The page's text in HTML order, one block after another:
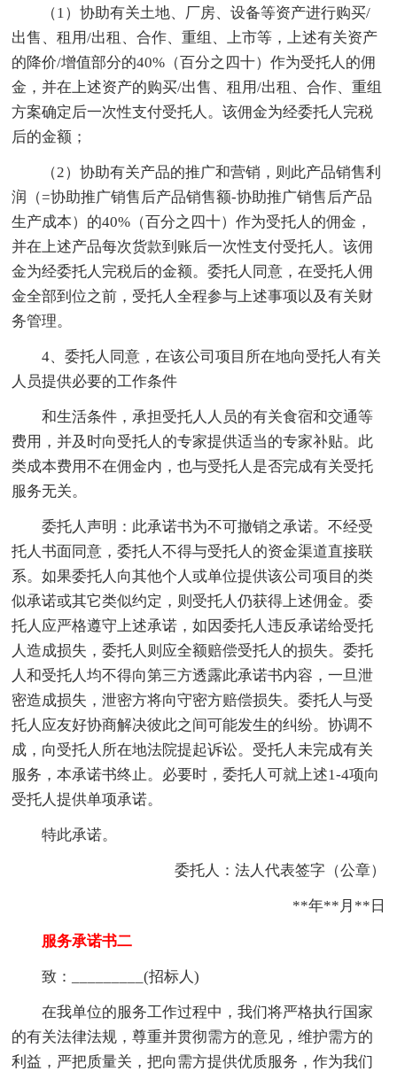
（1）协助有关土地、厂房、设备等资产进行购买/
出售、租用/出租、合作、重组、上市等，上述有关资产
的降价/增值部分的40%（百分之四十）作为受托人的佣
金，并在上述资产的购买/出售、租用/出租、合作、重组
方案确定后一次性支付受托人。该佣金为经委托人完税
后的金额；
（2）协助有关产品的推广和营销，则此产品销售利
润（=协助推广销售后产品销售额-协助推广销售后产品
生产成本）的40%（百分之四十）作为受托人的佣金，
并在上述产品每次货款到账后一次性支付受托人。该佣
金为经委托人完税后的金额。委托人同意，在受托人佣
金全部到位之前，受托人全程参与上述事项以及有关财
务管理。
4、委托人同意，在该公司项目所在地向受托人有关
人员提供必要的工作条件
和生活条件，承担受托人人员的有关食宿和交通等
费用，并及时向受托人的专家提供适当的专家补贴。此
类成本费用不在佣金内，也与受托人是否完成有关受托
服务无关。
委托人声明：此承诺书为不可撤销之承诺。不经受
托人书面同意，委托人不得与受托人的资金渠道直接联
系。如果委托人向其他个人或单位提供该公司项目的类
似承诺或其它类似约定，则受托人仍获得上述佣金。委
托人应严格遵守上述承诺，如因委托人违反承诺给受托
人造成损失，委托人则应全额赔偿受托人的损失。委托
人和受托人均不得向第三方透露此承诺书内容，一旦泄
密造成损失，泄密方将向守密方赔偿损失。委托人与受
托人应友好协商解决彼此之间可能发生的纠纷。协调不
成，向受托人所在地法院提起诉讼。受托人未完成有关
服务，本承诺书终止。必要时，委托人可就上述1-4项向
受托人提供单项承诺。
特此承诺。
委托人：法人代表签字（公章）
**年**月**日
服务承诺书二
致：_________(招标人)
在我单位的服务工作过程中，我们将严格执行国家
的有关法律法规，尊重并贯彻需方的意见，维护需方的
利益，严把质量关，把向需方提供优质服务，作为我们